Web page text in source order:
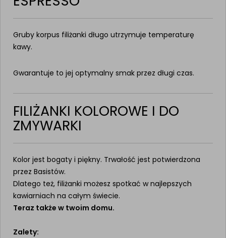
Gruby korpus filiżanki długo utrzymuje temperaturę
kawy.
Gwarantuje to jej optymalny smak przez długi czas.
FILIŻANKI KOLOROWE I DO
ZMYWARKI
Kolor jest bogaty i piękny. Trwałość jest potwierdzona
przez Basistów.
Dlatego też, filiżanki możesz spotkać w najlepszych
kawiarniach na całym świecie.
Teraz także w twoim domu.
Zalety: